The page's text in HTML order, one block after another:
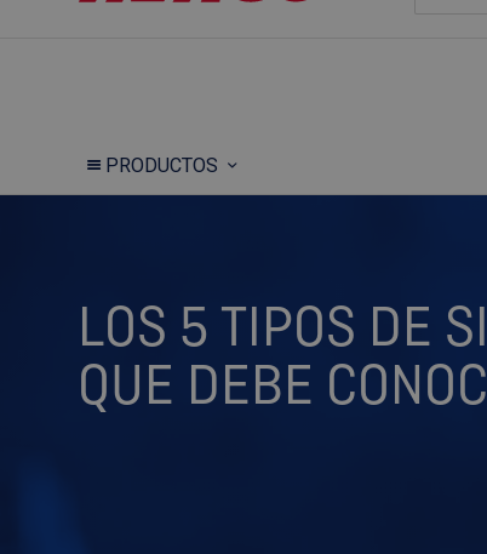
PRODUCTOS
LOS 5 TIPOS DE
QUE DEBE